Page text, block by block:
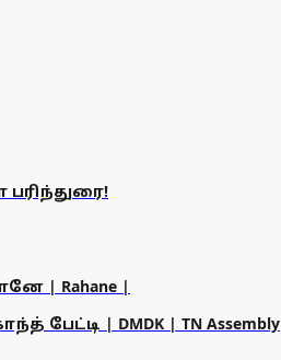
| Rahane |
| DMDK | TN Assembly